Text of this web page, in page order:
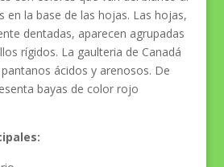
en la base de las hojas. Las hojas,
dentadas, aparecen agrupadas
rígidos. La gaulteria de Canadá
ácidos y arenosos. De
bayas de color rojo